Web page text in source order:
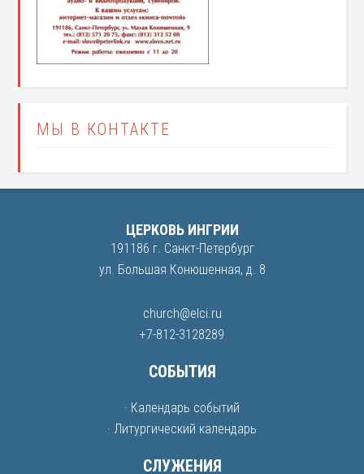
МЫ В КОНТАКТЕ
ЦЕРКОВЬ ИНГРИИ
191186 г. Санкт-Петербург
ул. Большая Конюшенная, д. 8
church@elci.ru
+7-812-3128289
СОБЫТИЯ
· Календарь событий
· Литургический календарь
СЛУЖЕНИЯ